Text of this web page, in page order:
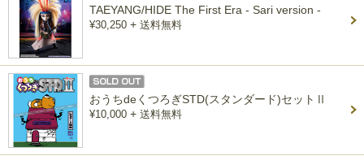
TAEYANG/HIDE The First Era - Sari version -
¥30,250 + 送料無料
おうちdeくつろぎSTD(スタンダード)セットⅡ
¥10,000 + 送料無料